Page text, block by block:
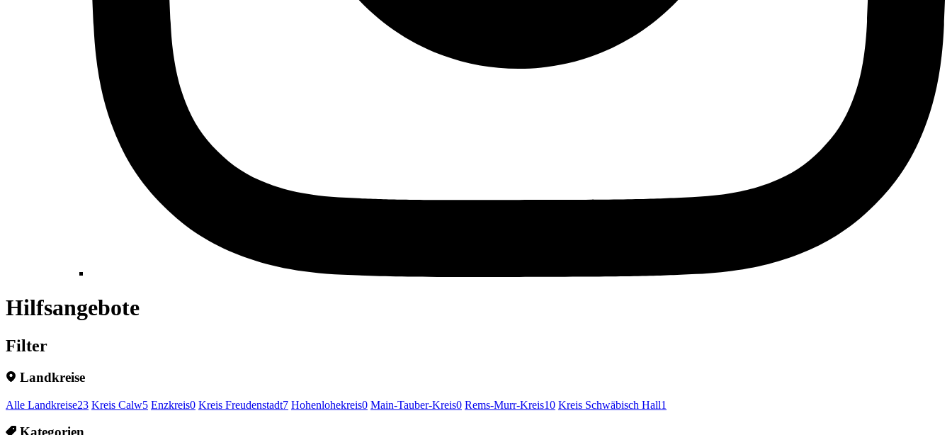
Hilfsangebote
Filter
Landkreise
Alle Landkreise23 Kreis Calw5 Enzkreis0 Kreis Freudenstadt7 Hohenlohekreis0 Main-Tauber-Kreis0 Rems-Murr-Kreis10 Kreis Schwäbisch Hall1
Kategorien